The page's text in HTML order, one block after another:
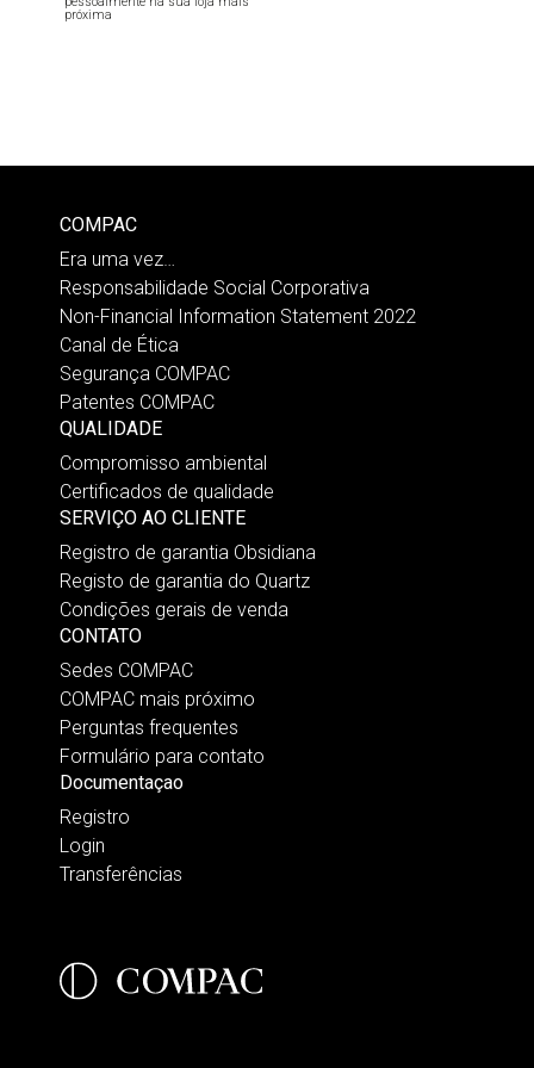
próxima
COMPAC
Era uma vez…
Responsabilidade Social Corporativa
Non-Financial Information Statement 2022
Canal de Ética
Segurança COMPAC
Patentes COMPAC
QUALIDADE
Compromisso ambiental
Certificados de qualidade
SERVIÇO AO CLIENTE
Registro de garantia Obsidiana
Registo de garantia do Quartz
Condições gerais de venda
CONTATO
Sedes COMPAC
COMPAC mais próximo
Perguntas frequentes
Formulário para contato
Documentaçao
Registro
Login
Transferências